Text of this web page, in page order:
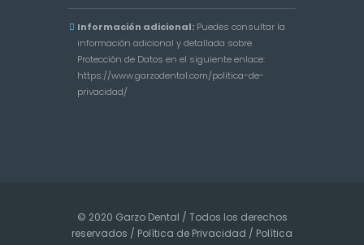
Información adicional: Puedes consultar la
información adicional y detallada sobre
Protección de Datos en el siguiente enlace:
https://www.garzodental.com/politica-de-
privacidad/
© 2020 Garzo Dental / Todos los derechos
reservados / Política de Privacidad / Política